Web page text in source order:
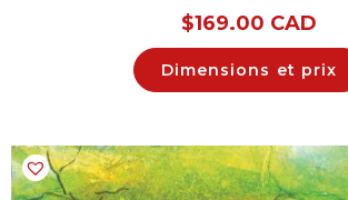
$169.00 CAD
Dimensions et prix